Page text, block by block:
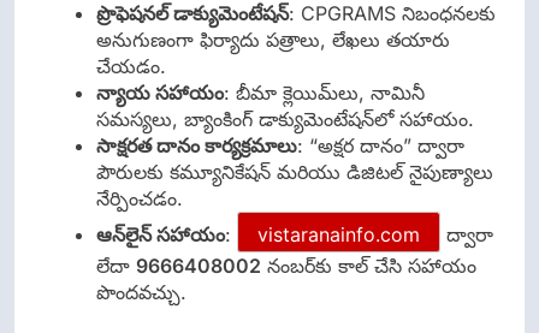
ప్రొఫెషనల్ డాక్యుమెంటేషన్: CPGRAMS నిబంధనలకు
అనుగుణంగా ఫిర్యాదు పత్రాలు, లేఖలు తయారు
చేయడం.
న్యాయ సహాయం: బీమా క్లెయిమ్‌లు, నామినీ
సమస్యలు, బ్యాంకింగ్ డాక్యుమెంటేషన్‌లో సహాయం.
సాక్షరత దానం కార్యక్రమాలు: “అక్షర దానం” ద్వారా
పౌరులకు కమ్యూనికేషన్ మరియు డిజిటల్ నైపుణ్యాలు
నేర్పించడం.
ఆన్‌లైన్ సహాయం: vistaranainfo.com
ద్వారా
లేదా 9666408002 నంబర్‌కు కాల్ చేసి సహాయం
పొందవచ్చు.